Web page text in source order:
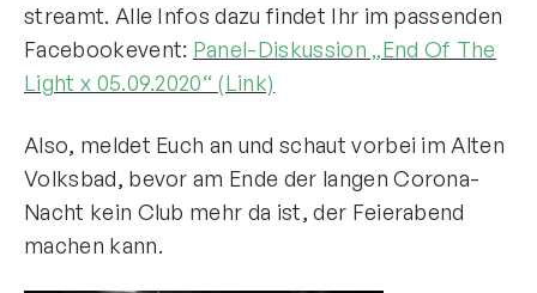
streamt. Alle Infos dazu findet Ihr im passenden
Facebookevent: Panel-Diskussion „End Of The
Light x 05.09.2020“ (Link)
Also, meldet Euch an und schaut vorbei im Alten
Volksbad, bevor am Ende der langen Corona-
Nacht kein Club mehr da ist, der Feierabend
machen kann.